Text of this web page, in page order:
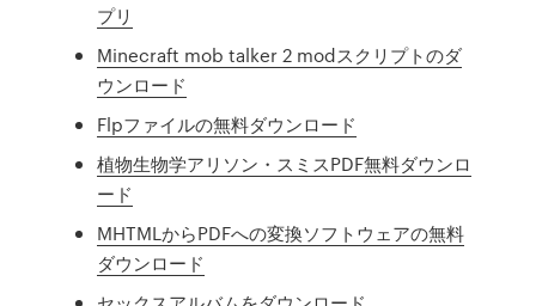
プリ
Minecraft mob talker 2 modスクリプトのダ
ウンロード
Flpファイルの無料ダウンロード
植物生物学アリソン・スミスPDF無料ダウンロ
ード
MHTMLからPDFへの変換ソフトウェアの無料
ダウンロード